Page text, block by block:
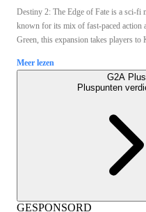
Destiny 2: The Edge of Fate is a sci-fi
known for its mix of fast-paced action
Green, this expansion takes players to
Meer lezen
G2A Plus
Pluspunten
GESPONSORD